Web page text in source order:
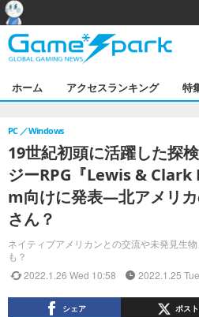
ホーム アクセスランキング 特
19世紀初頭に活躍した探
ジーRPG『Lewis &
m向けに発表―北アメリカ
さん？
ネイティブアメリカンとの交流や未発見生
も？
PC Windows
2022.1.26 Wed 10:58 2022.1.25
シェア ポスト